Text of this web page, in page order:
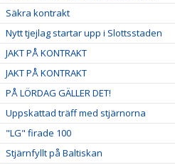
Säkra kontrakt
Nytt tjejlag startar upp i Slottsstaden
JAKT PÅ KONTRAKT
JAKT PÅ KONTRAKT
PÅ LÖRDAG GÄLLER DET!
Uppskattad träff med stjärnorna
"LG" firade 100
Stjärnfyllt på Baltiskan